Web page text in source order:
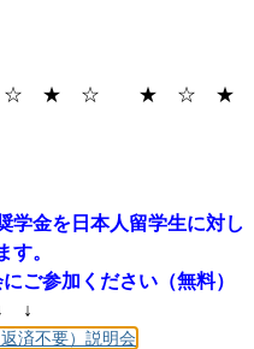
★ ☆ ★ ☆ ★
学金を日本人留学生に対し
す。
ご参加ください（無料）
↓
済不要）説明会